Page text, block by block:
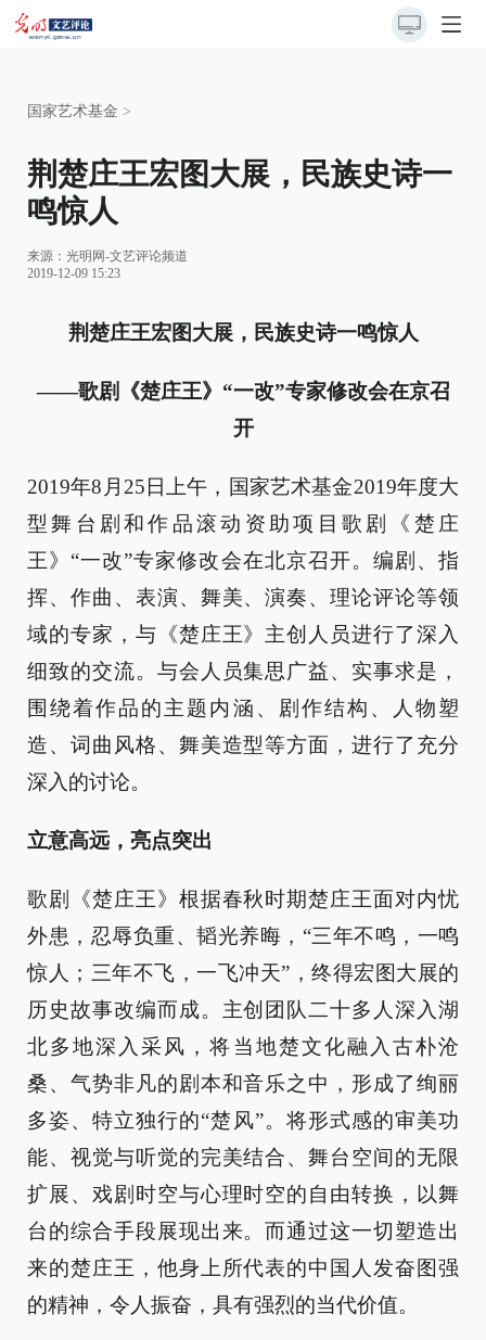
国家艺术基金 >
荆楚庄王宏图大展，民族史诗一
鸣惊人
来源： 光明网-文艺评论频道
2019-12-09 15:23
荆楚庄王宏图大展，民族史诗一鸣惊人
——歌剧《楚庄王》“一改”专家修改会在京召
开
2019年8月25日上午，国家艺术基金2019年度大
型舞台剧和作品滚动资助项目歌剧《楚庄
王》“一改”专家修改会在北京召开。编剧、指
挥、作曲、表演、舞美、演奏、理论评论等领
域的专家，与《楚庄王》主创人员进行了深入
细致的交流。与会人员集思广益、实事求是，
围绕着作品的主题内涵、剧作结构、人物塑
造、词曲风格、舞美造型等方面，进行了充分
深入的讨论。
立意高远，亮点突出
歌剧《楚庄王》根据春秋时期楚庄王面对内忧
外患，忍辱负重、韬光养晦，“三年不鸣，一鸣
惊人；三年不飞，一飞冲天”，终得宏图大展的
历史故事改编而成。主创团队二十多人深入湖
北多地深入采风，将当地楚文化融入古朴沧
桑、气势非凡的剧本和音乐之中，形成了绚丽
多姿、特立独行的“楚风”。将形式感的审美功
能、视觉与听觉的完美结合、舞台空间的无限
扩展、戏剧时空与心理时空的自由转换，以舞
台的综合手段展现出来。而通过这一切塑造出
来的楚庄王，他身上所代表的中国人发奋图强
的精神，令人振奋，具有强烈的当代价值。